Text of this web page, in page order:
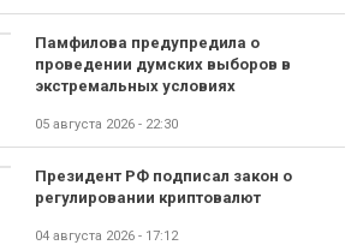
Памфилова предупредила о
проведении думских выборов в
экстремальных условиях
05 августа 2026 - 22:30
Президент РФ подписал закон о
регулировании криптовалют
04 августа 2026 - 17:12